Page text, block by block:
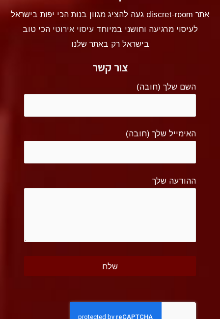
אתר discret-room געה להציג מגוון בנות הכי יפות בישראל
לעיסוי מרגיעה וחושני במיוחדעיסוי אירוטי הכי טוב
בישראל רק באתר שלנו
צור קשר
השם שלך (חובה)
האימייל שלך (חובה)
ההודעה שלך